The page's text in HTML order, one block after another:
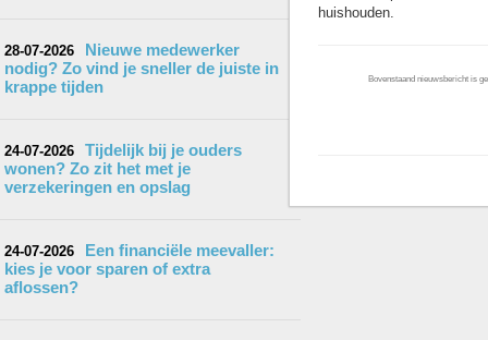
28-07-2026
Nieuwe medewerker
nodig? Zo vind je sneller de juiste in
krappe tijden
24-07-2026
Tijdelijk bij je ouders
wonen? Zo zit het met je
verzekeringen en opslag
24-07-2026
Een financiële meevaller:
kies je voor sparen of extra
aflossen?
huishouden.
Bovenstaand nieuwsbericht is